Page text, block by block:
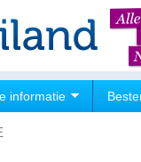
informatie